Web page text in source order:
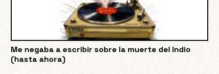
Me negaba a escribir sobre la muerte del Indio
(hasta ahora)